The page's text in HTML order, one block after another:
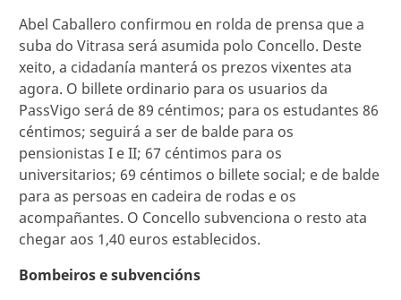
Abel Caballero confirmou en rolda de prensa que a
suba do Vitrasa será asumida polo Concello. Deste
xeito, a cidadanía manterá os prezos vixentes ata
agora. O billete ordinario para os usuarios da
PassVigo será de 89 céntimos; para os estudantes 86
céntimos; seguirá a ser de balde para os
pensionistas I e II; 67 céntimos para os
universitarios; 69 céntimos o billete social; e de balde
para as persoas en cadeira de rodas e os
acompañantes. O Concello subvenciona o resto ata
chegar aos 1,40 euros establecidos.
Bombeiros e subvencións